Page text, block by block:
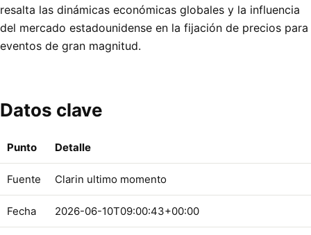
resalta las dinámicas económicas globales y la influencia
del mercado estadounidense en la fijación de precios para
eventos de gran magnitud.
Datos clave
Punto Detalle
Fuente Clarin ultimo momento
Fecha 2026-06-10T09:00:43+00:00